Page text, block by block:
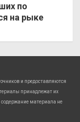
по
на рыке
и предоставляются
принадлежат их
материала не